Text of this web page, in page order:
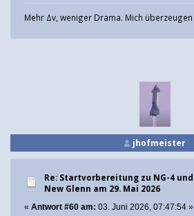
Mehr Δv, weniger Drama. Mich
jhofmeister
Re: Startvorbereitung zu NG-4
New Glenn am 29. Mai 2026
« Antwort #60 am: 03. Juni 2026, 07:47:54 »